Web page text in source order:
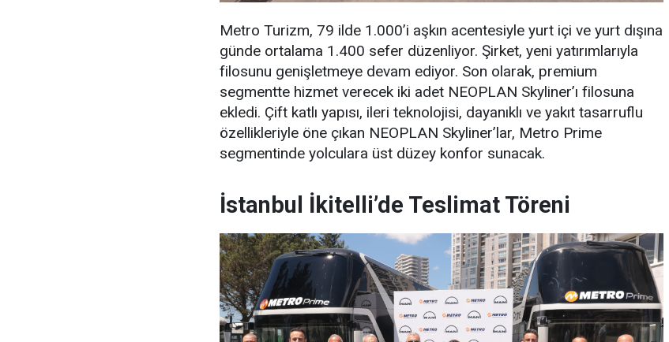
Metro Turizm, 79 ilde 1.000’i aşkın acentesiyle yurt içi ve yurt dışına
günde ortalama 1.400 sefer düzenliyor. Şirket, yeni yatırımlarıyla
filosunu genişletmeye devam ediyor. Son olarak, premium
segmentte hizmet verecek iki adet NEOPLAN Skyliner’ı filosuna
ekledi. Çift katlı yapısı, ileri teknolojisi, dayanıklı ve yakıt tasarruflu
özellikleriyle öne çıkan NEOPLAN Skyliner’lar, Metro Prime
segmentinde yolculara üst düzey konfor sunacak.
İstanbul İkitelli’de Teslimat Töreni